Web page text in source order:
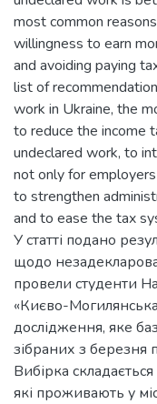
most common
willingness to earn
and avoiding paying
list of
work in Ukraine, the
to reduce the income
undeclared work, to
not only for
to strengthen
and to ease the tax
У статті подано
щодо
провели студенти
«Києво-
дослідження, яке
зібраних з березня
Вибірка
які проживають у